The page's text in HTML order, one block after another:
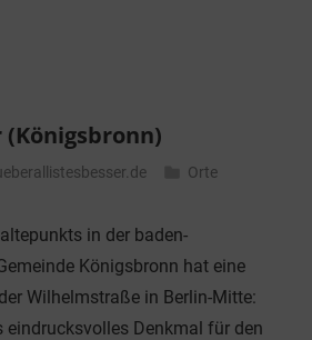
(Königsbronn)
Orte
in der baden-
Königsbronn hat eine
Wilhelmstraße in Berlin-Mitte:
eindrucksvolles Denkmal für den